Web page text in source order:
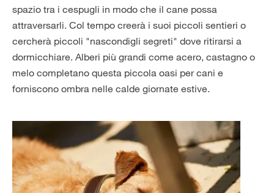
spazio tra i cespugli in modo che il cane possa
attraversarli. Col tempo creerà i suoi piccoli sentieri o
cercherà piccoli "nascondigli segreti" dove ritirarsi a
dormicchiare. Alberi più grandi come acero, castagno o
melo completano questa piccola oasi per cani e
forniscono ombra nelle calde giornate estive.